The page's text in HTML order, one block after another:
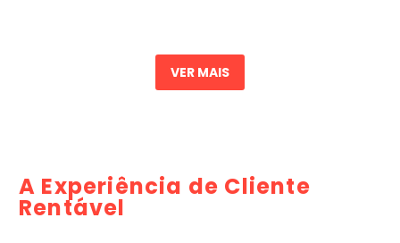
VER MAIS
A Experiência de Cliente
Rentável